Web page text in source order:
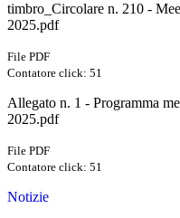
timbro_Circolare n. 210 -
2025.pdf
File PDF
Contatore click: 51
Allegato n. 1 - Programma
2025.pdf
File PDF
Contatore click: 51
Notizie